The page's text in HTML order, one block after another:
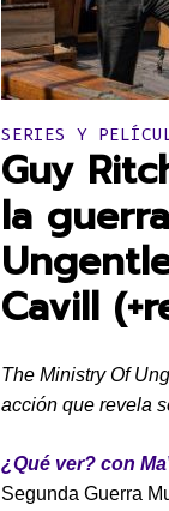
Publicado en:
SERIES Y
Guy
la
Cavill
The Ministry Of
acción que revela
¿Qué ver? con
Segunda Guerra